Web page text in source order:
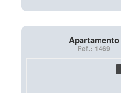
Apartamento
Ref.: 1469